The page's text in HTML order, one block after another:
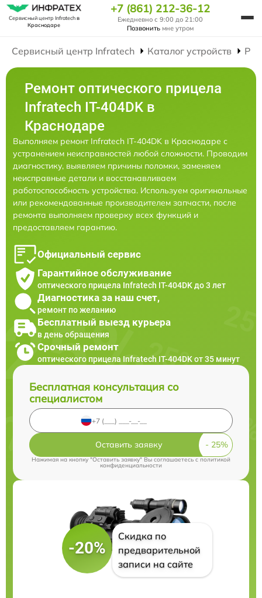
Сервисный центр Infratechв
Краснодаре
+7 (861) 212-36-12
Ежедневно с 9:00 до 21:00
Позвонить мне утром
Сервисный центр Infratech Каталог устройств
Ремонт оптического прицела
Infratech IT-404DK в
Краснодаре
Выполняем ремонт Infratech IT-404DK в Краснодаре с
устранением неисправностей любой сложности. Проводим
диагностику, выявляем причины поломки, заменяем
неисправные детали и восстанавливаем
работоспособность устройства. Используем оригинальные
или рекомендованные производителем запчасти, после
ремонта выполняем проверку всех функций и
предоставляем гарантию.
Официальный сервис
Гарантийное обслуживание
оптического прицела Infratech IT-404DK до 3 лет
Диагностика за наш счет,
ремонт по желанию
Бесплатный выезд курьера
в день обращения
Срочный ремонт
оптического прицела Infratech IT-404DK от 35 минут
Бесплатная консультация со
специалистом
Оставить заявку
Нажимая на кнопку "Оставить заявку" Вы соглашаетесь cполитикой
конфиденциальности
-20%
Скидка по
предварительной
записи на сайте